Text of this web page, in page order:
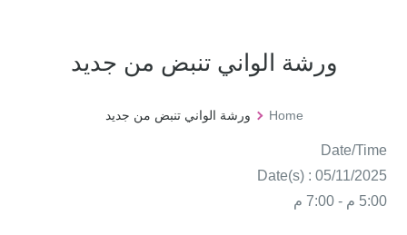
ورشة الواني تنبض من جديد
Home ورشة الواني تنبض من جديد
Date/Time
Date(s) : 05/11/2025
5:00 م - 7:00 م